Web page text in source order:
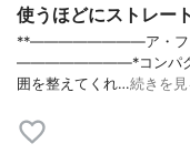
使うほどにストレー
⁡**————————⁡ア・フォー
————————⁡⁡⁡⁡*コンパクト
囲を整えてくれ…続きを見